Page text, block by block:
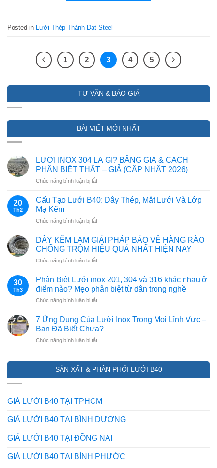
Posted in Lưới Thép Thành Đạt Steel
1 2 3 4 5
TƯ VẪN & BÁO GIÁ
BÀI VIẾT MỚI NHẤT
LƯỚI INOX 304 LÀ GÌ? BẢNG GIÁ & CÁCH
PHÂN BIỆT THẬT – GIẢ (CẬP NHẬT 2026)
Chức năng bình luận bị tắtở
INOX
GÌ?
GIÁ
&
CÁCH
PHÂN
THẬT
–
(CẬP
2026)
20
Th2
Cấu Tạo Lưới B40: Dây Thép, Mắt Lưới Và Lớp
Mạ Kẽm
Chức năng bình luận bị tắtở
Tạo
Lưới
B40:
Dây
Mắt
Lưới
Lớp
Kẽm
DÂY KẼM LAM GIẢI PHÁP BẢO VỆ HÀNG RÀO
CHỐNG TRỘM HIỆU QUẢ NHẤT HIỆN NAY
Chức năng bình luận bị tắtở
KẼM
LAM
GIẢI
PHÁP
VỆ
HÀNG
CHỐNG
QUẢ
30
Th3
Phân Biệt Lưới inox 201, 304 và 316 khác nhau ở
điểm nào? Mẹo phân biệt từ dân trong nghề
Chức năng bình luận bị tắtở
Biệt
Lưới
inox
201,
316
điểm
Mẹo
phân
từ
trong
7 Ứng Dụng Của Lưới Inox Trong Mọi Lĩnh Vực –
Bạn Đã Biết Chưa?
Chức năng bình luận bị tắtở
Dụng
Của
Trong
Mọi
Vực
Bạn
Biết
SẢN XẤT & PHÂN PHỐI LƯỚI B40
GIÁ LƯỚI B40 TẠI TPHCM
GIÁ LƯỚI B40 TẠI BÌNH DƯƠNG
GIÁ LƯỚI B40 TẠI ĐỒNG NAI
GIÁ LƯỚI B40 TẠI BÌNH PHƯỚC